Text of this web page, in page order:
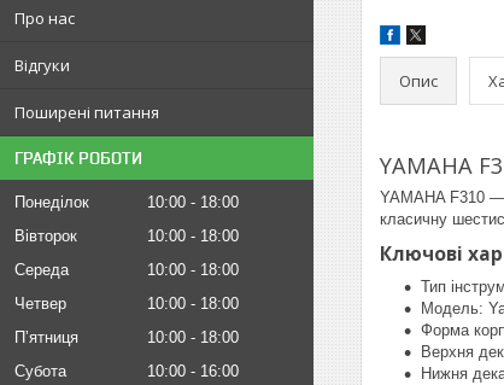
Про нас
Відгуки
Поширені питання
ГРАФІК РОБОТИ
Понеділок 10:00
18:00
Вівторок
10:00
18:00
Середа
10:00
18:00
Четвер
10:00
18:00
Пʼятниця
10:00
18:00
Субота
10:00
16:00
Опис
YAMAHA
YAMAHA F310 —
класичну
Ключові
Тип
Модель:
Форма
Верхня
Нижня